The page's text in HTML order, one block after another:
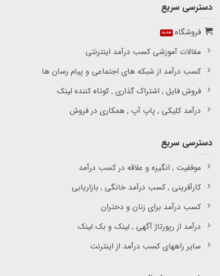
دسترسی سریع
فروشگاه
مقالات آموزشی کسب درآمد اینترنتی
کسب درآمد از شبکه های اجتماعی و پیام رسان ها
فروش فایل , اشتراک گذاری , کوتاه کننده لینک
درآمد کلیکی , پاپ آپ , همکاری در فروش
دسترسی سریع
موفقیت , انگیزه و علاقه در کسب درآمد
کارآفرینی , کسب درآمد خانگی , بازاریابی
کسب درآمد برای زنان و دختران
درآمد از رپورتاژ آگهی , لینک و بک لینک
سایر راههای کسب درآمد از اینترنت